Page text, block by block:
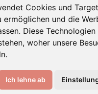
Cookies und
und die
Diese
woher unsere
Ich lehne ab